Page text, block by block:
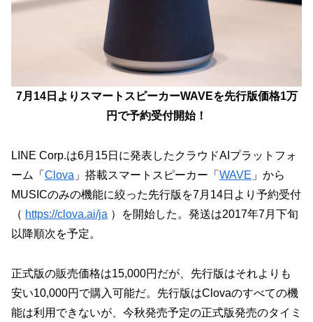
7月14日よりスマートスピーカーWAVEを先行版価格1万
円で予約受付開始！
LINE Corp.は6月15日に発表したクラウドAIプラットフォ
ーム「 Clova 」搭載スマートスピーカー「 WAVE 」から
MUSICのみの機能に絞った先行版を7月14日より予約受付
（ https://clova.ai/ja ）を開始した。発送は2017年7月下旬
以降順次を予定。
正式版の販売価格は15,000円だが、先行版はそれよりも
安い10,000円で購入可能だ。先行版はClovaのすべての機
能は利用できないが、今秋発売予定の正式版発売のタイミ